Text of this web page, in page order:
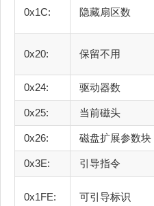
0x1C: 隐藏扇区
0x20: 保留不
0x24: 驱动器
0x25: 当前磁
0x26: 磁盘扩展参数
0x3E: 引导指
0x1FE: 可引导标